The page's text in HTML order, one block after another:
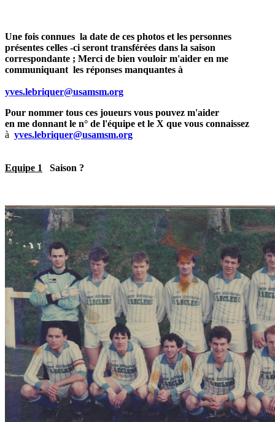
Une fois connues la date de ces photos et les personnes
présentes celles -ci seront transférées dans la saison
correspondante ; Merci de bien vouloir m'aider en me
communiquant les réponses manquantes à
yves.lebriquer@usamsm.org
Pour nommer tous ces joueurs vous pouvez m'aider
en me donnant le n° de l'équipe et le X que vous connaissez
à yves.lebriquer@usamsm.org
Equipe 1 Saison ?